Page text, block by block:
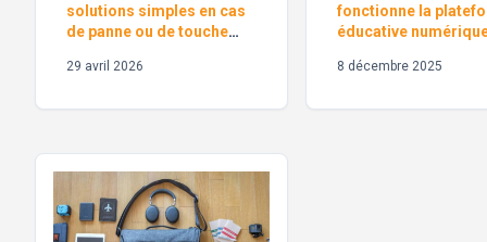
solutions simples en cas
de panne ou de touche
29 avril 2026
fonctionne la
éducative
8 décembre 2025